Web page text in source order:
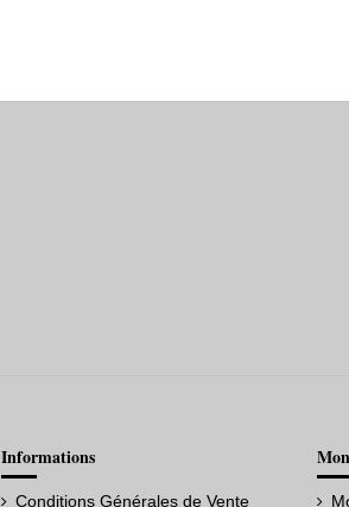
Informations
Conditions Générales de Vente